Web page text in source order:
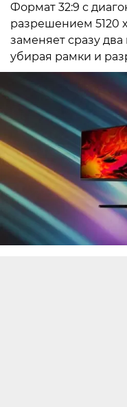
Формат 32:9 с
разрешением 5120
заменяет сразу
убирая рамки и